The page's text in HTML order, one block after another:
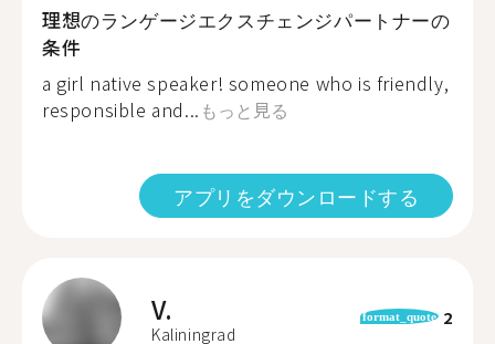
理想のランゲージエクスチェンジパートナーの
条件
a girl native speaker! someone who is friendly,
responsible and... もっと見る
アプリをダウンロードする
V.
Kaliningrad
format_quote 2